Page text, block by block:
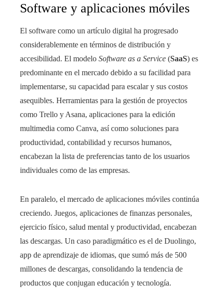
Software y aplicaciones móviles
El software como un artículo digital ha progresado
considerablemente en términos de distribución y
accesibilidad. El modelo Software as a Service (SaaS) es
predominante en el mercado debido a su facilidad para
implementarse, su capacidad para escalar y sus costos
asequibles. Herramientas para la gestión de proyectos
como Trello y Asana, aplicaciones para la edición
multimedia como Canva, así como soluciones para
productividad, contabilidad y recursos humanos,
encabezan la lista de preferencias tanto de los usuarios
individuales como de las empresas.
En paralelo, el mercado de aplicaciones móviles continúa
creciendo. Juegos, aplicaciones de finanzas personales,
ejercicio físico, salud mental y productividad, encabezan
las descargas. Un caso paradigmático es el de Duolingo,
app de aprendizaje de idiomas, que sumó más de 500
millones de descargas, consolidando la tendencia de
productos que conjugan educación y tecnología.